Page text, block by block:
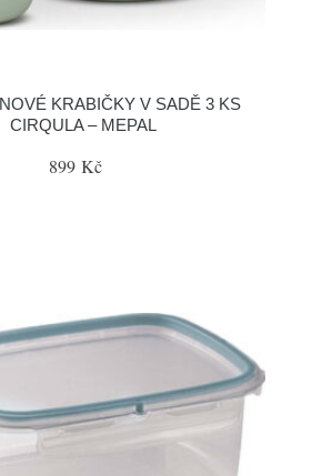
KRABIČKY V SADĚ 3 KS
CIRQULA – MEPAL
899 Kč